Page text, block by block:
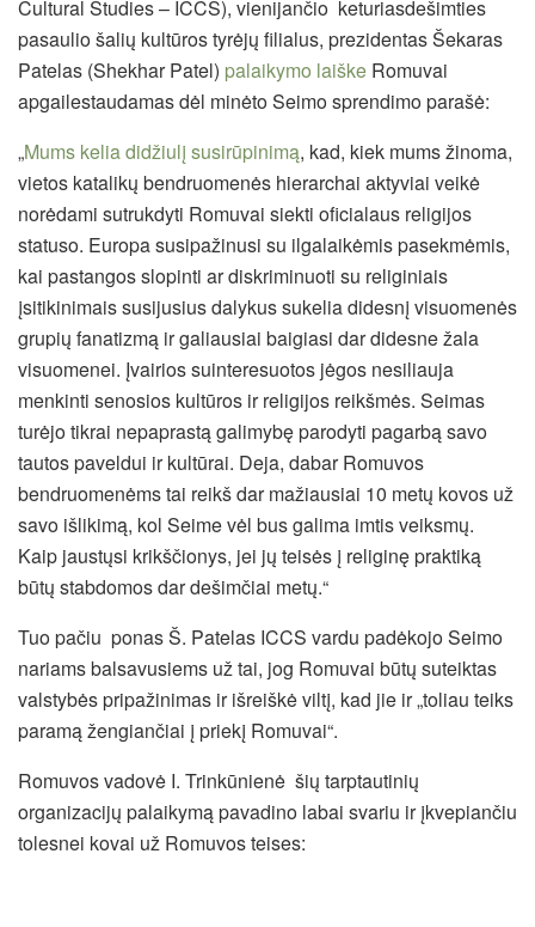
Cultural Studies – ICCS), vienijančio keturiasdešimties
pasaulio šalių kultūros tyrėjų filialus, prezidentas Šekaras
Patelas (Shekhar Patel) palaikymo laiške Romuvai
apgailestaudamas dėl minėto Seimo sprendimo parašė:
„Mums kelia didžiulį susirūpinimą, kad, kiek mums žinoma,
vietos katalikų bendruomenės hierarchai aktyviai veikė
norėdami sutrukdyti Romuvai siekti oficialaus religijos
statuso. Europa susipažinusi su ilgalaikėmis pasekmėmis,
kai pastangos slopinti ar diskriminuoti su religiniais
įsitikinimais susijusius dalykus sukelia didesnį visuomenės
grupių fanatizmą ir galiausiai baigiasi dar didesne žala
visuomenei. Įvairios suinteresuotos jėgos nesiliauja
menkinti senosios kultūros ir religijos reikšmės. Seimas
turėjo tikrai nepaprastą galimybę parodyti pagarbą savo
tautos paveldui ir kultūrai. Deja, dabar Romuvos
bendruomenėms tai reikš dar mažiausiai 10 metų kovos už
savo išlikimą, kol Seime vėl bus galima imtis veiksmų.
Kaip jaustųsi krikščionys, jei jų teisės į religinę praktiką
būtų stabdomos dar dešimčiai metų.“
Tuo pačiu ponas Š. Patelas ICCS vardu padėkojo Seimo
nariams balsavusiems už tai, jog Romuvai būtų suteiktas
valstybės pripažinimas ir išreiškė viltį, kad jie ir „toliau teiks
paramą žengiančiai į priekį Romuvai“.
Romuvos vadovė I. Trinkūnienė šių tarptautinių
organizacijų palaikymą pavadino labai svariu ir įkvepiančiu
tolesnei kovai už Romuvos teises: